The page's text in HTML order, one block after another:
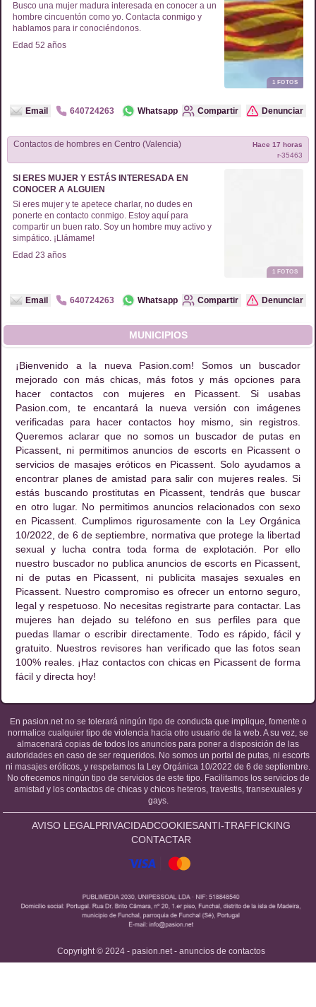
Busco una mujer madura interesada en conocer a un
hombre cincuentón como yo. Contacta conmigo y
hablamos para ir conociéndonos.
Edad 52 años
1 FOTOS
Email 640724263 Whatsapp Compartir Denunciar
Contactos de hombres en Centro (Valencia)
r-35463
Hace 17 horas
SI ERES MUJER Y ESTÁS INTERESADA EN
CONOCER A ALGUIEN
Si eres mujer y te apetece charlar, no dudes en
ponerte en contacto conmigo. Estoy aquí para
compartir un buen rato. Soy un hombre muy activo y
simpático. ¡Llámame!
Edad 23 años
1 FOTOS
Email 640724263 Whatsapp Compartir Denunciar
MUNICIPIOS
¡Bienvenido a la nueva Pasion.com! Somos un buscador
mejorado con más chicas, más fotos y más opciones para
hacer contactos con mujeres en Picassent. Si usabas
Pasion.com, te encantará la nueva versión con imágenes
verificadas para hacer contactos hoy mismo, sin registros.
Queremos aclarar que no somos un buscador de putas en
Picassent, ni permitimos anuncios de escorts en Picassent o
servicios de masajes eróticos en Picassent. Solo ayudamos a
encontrar planes de amistad para salir con mujeres reales. Si
estás buscando prostitutas en Picassent, tendrás que buscar
en otro lugar. No permitimos anuncios relacionados con sexo
en Picassent. Cumplimos rigurosamente con la Ley Orgánica
10/2022, de 6 de septiembre, normativa que protege la libertad
sexual y lucha contra toda forma de explotación. Por ello
nuestro buscador no publica anuncios de escorts en Picassent,
ni de putas en Picassent, ni publicita masajes sexuales en
Picassent. Nuestro compromiso es ofrecer un entorno seguro,
legal y respetuoso. No necesitas registrarte para contactar. Las
mujeres han dejado su teléfono en sus perfiles para que
puedas llamar o escribir directamente. Todo es rápido, fácil y
gratuito. Nuestros revisores han verificado que las fotos sean
100% reales. ¡Haz contactos con chicas en Picassent de forma
fácil y directa hoy!
En pasion.net no se tolerará ningún tipo de conducta que implique, fomente o
normalice cualquier tipo de violencia hacia otro usuario de la web. A su vez, se
almacenará copias de todos los anuncios para poner a disposición de las
autoridades en caso de ser requeridos. No somos un portal de putas, ni escorts
ni masajes eróticos, y respetamos la Ley Orgánica 10/2022 de 6 de septiembre.
No ofrecemos ningún tipo de servicios de este tipo. Facilitamos los servicios de
amistad y los contactos de chicas y chicos heteros, travestis, transexuales y
gays.
AVISO LEGAL PRIVACIDADCOOKIESANTI-TRAFFICKING
CONTACTAR
Copyright © 2024 - pasion.net - anuncios de contactos